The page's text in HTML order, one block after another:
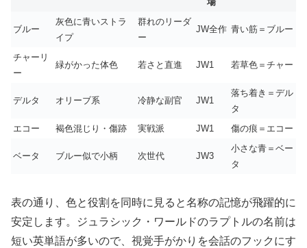
ブルー
灰色に青いストラ
イプ
群れのリーダ
ー
JW全作 青い筋＝ブルー
チャーリ
ー
緑がかった体色 若さと直進 JW1 若草色＝チャー
デルタ オリーブ系 冷静な副官 JW1
落ち着き＝デル
タ
エコー
褐色混じり・傷跡 実戦派 JW1 傷の痕＝エコー
ベータ ブルー似で小柄 次世代 JW3
小さな青＝ベー
タ
表の通り、色と役割を同時に見ると名称の記憶が飛躍的に
安定します。ジュラシック・ワールドのラプトルの名前は
短い英単語が多いので、視覚手がかりを会話のフックにす